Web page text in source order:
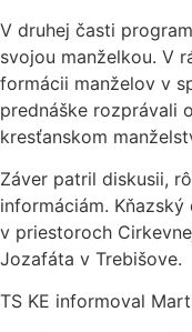
V druhej časti
svojou manželkou. V
formácii manželov v
prednáške rozprávali
kresťanskom
Záver patril diskusii,
informáciám.
v priestoroch
Jozafáta v Trebišove.
TS KE informoval